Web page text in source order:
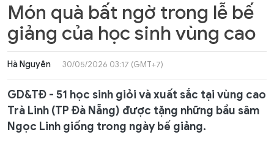
Món quà bất ngờ trong lễ bế
giảng của học sinh vùng cao
Hà Nguyên 30/05/2026 03:17 (GMT+7)
GD&TĐ - 51 học sinh giỏi và xuất sắc tại vùng cao
Trà Linh (TP Đà Nẵng) được tặng những bầu sâm
Ngọc Linh giống trong ngày bế giảng.